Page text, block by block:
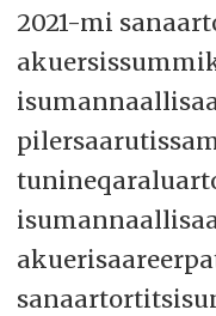
2021-mi